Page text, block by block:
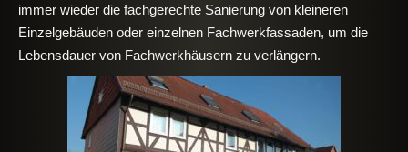
immer wieder die fachgerechte Sanierung von kleineren
Einzelgebäuden oder einzelnen Fachwerkfassaden, um die
Lebensdauer von Fachwerkhäusern zu verlängern.